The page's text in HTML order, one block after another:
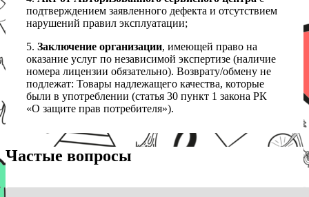
подтверждением заявленного дефекта и отсутствием
нарушений правил эксплуатации;
5. Заключение организации, имеющей право на
оказание услуг по независимой экспертизе (наличие
номера лицензии обязательно). Возврату/обмену не
подлежат: Товары надлежащего качества, которые
были в употреблении (статья 30 пункт 1 закона РК
«О защите прав потребителя»).
Частые вопросы